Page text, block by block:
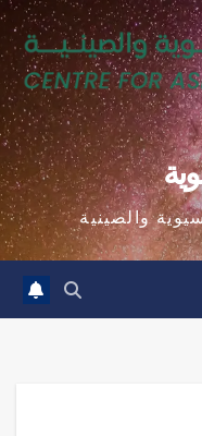
والصينية